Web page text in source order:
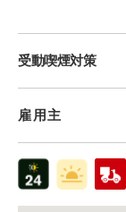
受動喫煙対策
雇用主